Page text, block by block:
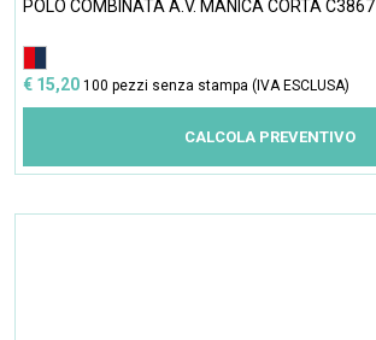
POLO COMBINATA A.V. MANICA CORTA C3867
€ 15,20 100 pezzi senza stampa (IVA ESCLUSA)
CALCOLA PREVENTIVO